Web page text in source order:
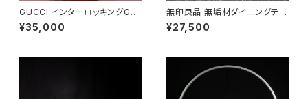
GUCCI インターロッキングGド
ッグ キーホルダー
¥35,000
無印良品 無垢材ダイニングテー
ブル
¥27,500